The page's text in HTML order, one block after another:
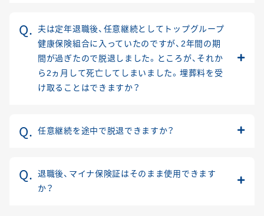
夫は定年退職後、任意継続としてトップグループ
健康保険組合に入っていたのですが、2年間の期
間が過ぎたので脱退しました。ところが、それか
ら2ヵ月して死亡してしまいました。埋葬料を受
け取ることはできますか？
任意継続を途中で脱退できますか？
退職後、マイナ保険証はそのまま使用できます
か？